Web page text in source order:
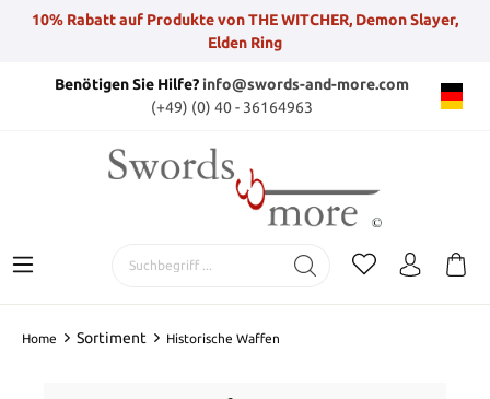
10% Rabatt auf Produkte von THE WITCHER, Demon Slayer,
Elden Ring
Benötigen Sie Hilfe?info@swords-and-more.com
(+49) (0) 40 - 36164963
Home Sortiment Historische Waffen